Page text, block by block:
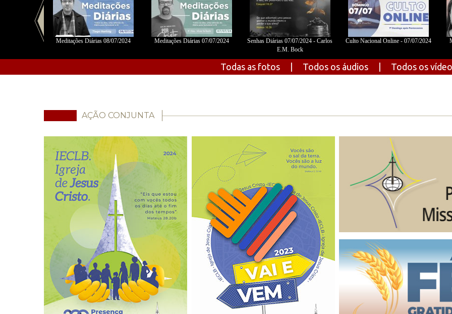
Meditações Diárias 08/07/2024 Meditações Diárias 07/07/2024
Senhas Diárias 07/07/2024 - Carlos
E.M. Bock
Culto Nacional Online - 07/07/2024
Todas as fotos Todos os áudios Todos os
AÇÃO CONJUNTA